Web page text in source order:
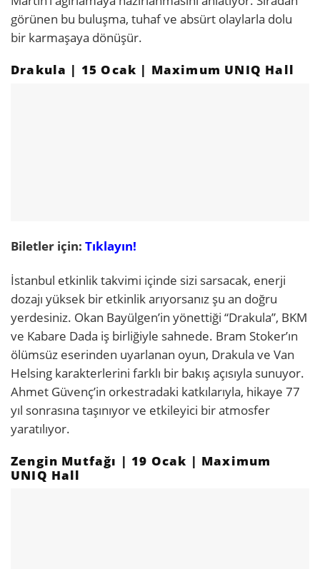
görünen bu buluşma, tuhaf ve absürt olaylarla dolu
bir karmaşaya dönüşür.
Drakula | 15 Ocak | Maximum UNIQ Hall
Biletler için: Tıklayın!
İstanbul etkinlik takvimi içinde sizi sarsacak, enerji
dozajı yüksek bir etkinlik arıyorsanız şu an doğru
yerdesiniz. Okan Bayülgen’in yönettiği “Drakula”, BKM
ve Kabare Dada iş birliğiyle sahnede. Bram Stoker’ın
ölümsüz eserinden uyarlanan oyun, Drakula ve Van
Helsing karakterlerini farklı bir bakış açısıyla sunuyor.
Ahmet Güvenç’in orkestradaki katkılarıyla, hikaye 77
yıl sonrasına taşınıyor ve etkileyici bir atmosfer
yaratılıyor.
Zengin Mutfağı | 19 Ocak | Maximum
UNIQ Hall